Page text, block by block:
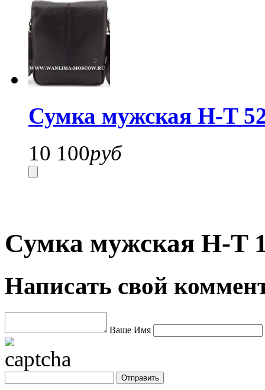
Сумка мужская H-T
10 100руб
Сумка мужская H-T
Написать свой
Ваше Имя